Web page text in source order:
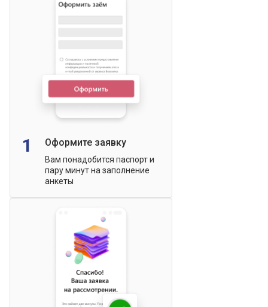
1 Оформите заявку
Вам понадобится паспорт и
пару минут на заполнение
анкеты